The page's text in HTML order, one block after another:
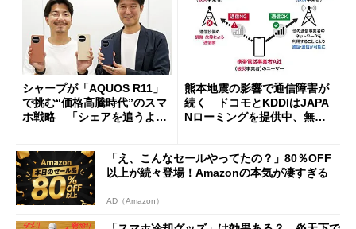
シャープが「AQUOS R11」
で挑む“価格高騰時代”のスマ
ホ戦略 「シェアを追うより
熊本地震の影響で通信障害が
続く ドコモとKDDIはJAPA
Nローミングを提供中、無料
「え、こんなセールやってたの？」80％OFF
以上が続々登場！Amazonの本気が凄すぎる
AD（Amazon）